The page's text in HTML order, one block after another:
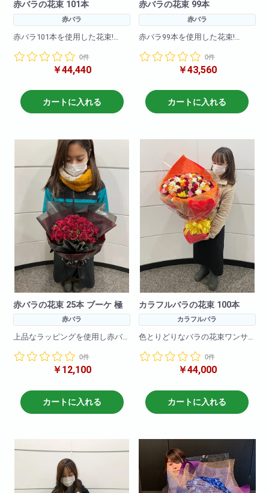
赤バラの花束 101本
赤バラ
赤バラ101本を使用した花束!
大事な記念日に・誕生日にイン
パクト抜群!大切な方への贈り物
その他、黄色・ピンク・白・オ
レンジなどでも作成可能です。
頂ければ大丈夫です。
※お花の仕入れの関係上入荷出来
ない場合もございますので
ご了承下さいませ。
0件
￥44,440
カートに入れる
赤バラの花束 99本
赤バラ
赤バラ99本を使用した花束!
大事な記念日に・誕生日にイン
パクト抜群!大切な方への贈り物
その他、黄色・ピンク・白・オ
レンジなどでも作成可能です。
※お花の仕入れの関係上入荷出来
ない場合もございますので
ご了承下さいませ。
0件
￥43,560
カートに入れる
赤バラの花束 25本 ブーケ 極
赤バラ
上品なラッピングを使用し赤バ
ブーケタイプでとても可愛くお
しゃれになっております。
すめです。
その他、黄色・ピンク・白・オ
頂ければ大丈夫です。
※お花の仕入れの関係上入荷出来
ない場合もございますので
0件
￥12,100
カートに入れる
カラフルバラの花束 100本
カラフルバラ
色とりどりなバラの花束ワンサ
な記念日、イベントにあわせて
お届けします。
※写真はイメージです
仕入れ状況により花材は変動い
たしますので
0件
￥44,000
カートに入れる